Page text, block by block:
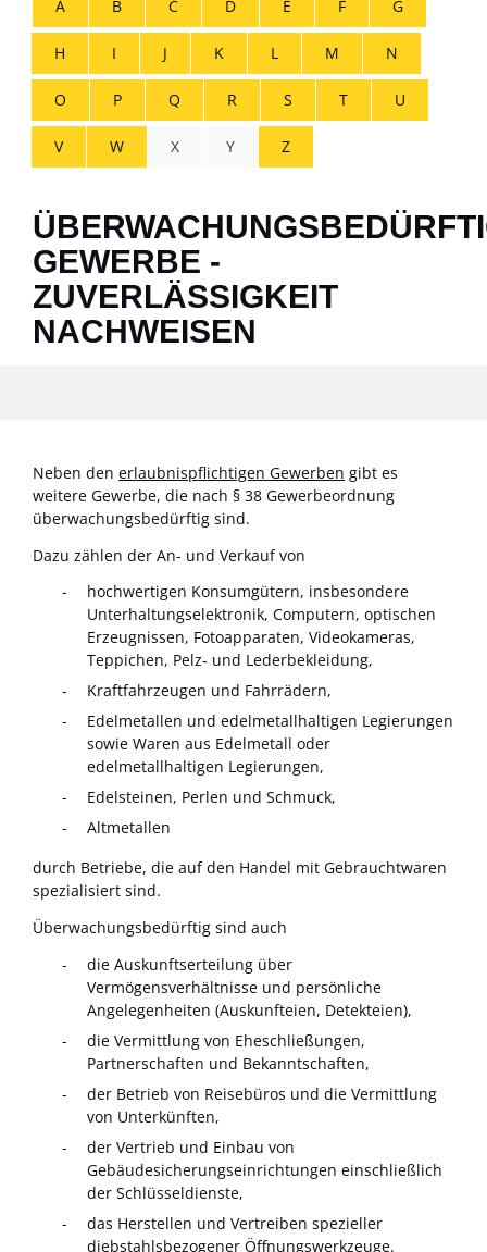
A B C D E F G
H I J K L M N
O P Q R S T U
V W X Y Z
GEWERBE -
ZUVERLÄSSIGKEIT
NACHWEISEN
Neben den erlaubnispflichtigen Gewerben gibt es
weitere Gewerbe, die nach § 38 Gewerbeordnung
überwachungsbedürftig sind.
Dazu zählen der An- und Verkauf von
hochwertigen Konsumgütern, insbesondere
Unterhaltungselektronik, Computern, optischen
Erzeugnissen, Fotoapparaten, Videokameras,
Teppichen, Pelz- und Lederbekleidung,
Kraftfahrzeugen und Fahrrädern,
Edelmetallen und edelmetallhaltigen Legierungen
sowie Waren aus Edelmetall oder
edelmetallhaltigen Legierungen,
Edelsteinen, Perlen und Schmuck,
Altmetallen
durch Betriebe, die auf den Handel mit Gebrauchtwaren
spezialisiert sind.
Überwachungsbedürftig sind auch
die Auskunftserteilung über
Vermögensverhältnisse und persönliche
Angelegenheiten (Auskunfteien, Detekteien),
die Vermittlung von Eheschließungen,
Partnerschaften und Bekanntschaften,
der Betrieb von Reisebüros und die Vermittlung
von Unterkünften,
der Vertrieb und Einbau von
Gebäudesicherungseinrichtungen einschließlich
der Schlüsseldienste,
das Herstellen und Vertreiben spezieller
diebstahlsbezogener Öffnungswerkzeuge.